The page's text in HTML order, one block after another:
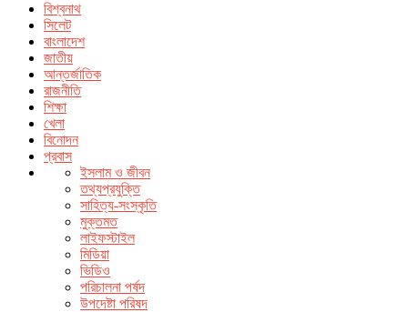
বিশ্বনাথ
সিলেট
বাংলাদেশ
জাতীয়
আন্তর্জাতিক
রাজনীতি
শিক্ষা
খেলা
বিনোদন
প্রবাস
ইসলাম ও জীবন
তথ্যপ্রযুক্তি
সাহিত্য-সংস্কৃতি
মুক্তমত
লাইফস্টাইল
মিডিয়া
ভিডিও
পরিচালনা পর্ষদ
উপদেষ্টা পরিষদ